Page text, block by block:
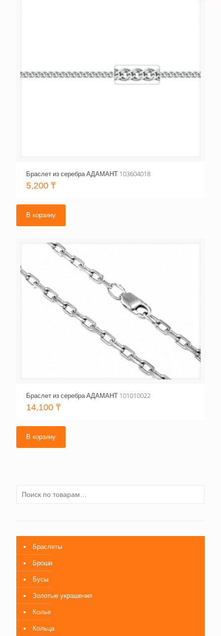
Браслет из серебра АДАМАНТ 103604018
5,200 ₸
В корзину
Браслет из серебра АДАМАНТ 101010022
14,100 ₸
В корзину
Браслеты
Броши
Бусы
Золотые украшения
Колье
Кольца